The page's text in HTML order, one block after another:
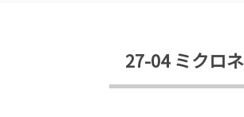
27-04 ミクロ